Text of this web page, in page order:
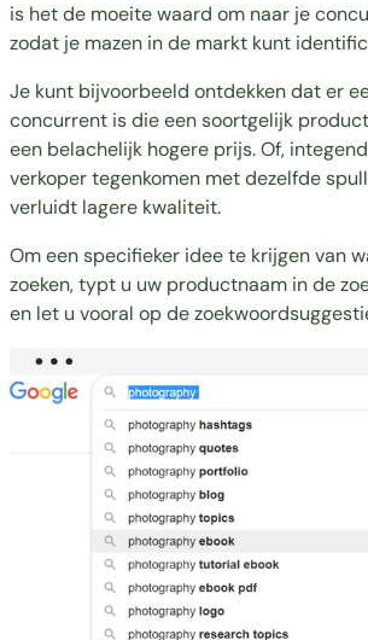
is het de moeite waard om naar je
zodat je mazen in de markt kunt
Je kunt bijvoorbeeld ontdekken dat er
concurrent is die een soortgelijk
een belachelijk hogere prijs. Of,
verkoper tegenkomen met dezelfde
verluidt lagere kwaliteit.
Om een specifieker idee te krijgen van
zoeken, typt u uw productnaam in de
en let u vooral op de